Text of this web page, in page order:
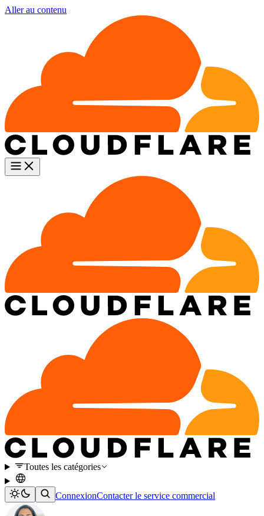
Aller au contenu
Toutes les catégories
ConnexionContacter le service commercial